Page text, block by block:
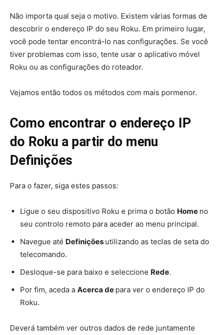
Não importa qual seja o motivo. Existem várias formas de
descobrir o endereço IP do seu Roku. Em primeiro lugar,
você pode tentar encontrá-lo nas configurações. Se você
tiver problemas com isso, tente usar o aplicativo móvel
Roku ou as configurações do roteador.
Vejamos então todos os métodos com mais pormenor.
Como encontrar o endereço IP
do Roku a partir do menu
Definições
Para o fazer, siga estes passos:
Ligue o seu dispositivo Roku e prima o botão Home no
seu controlo remoto para aceder ao menu principal.
Navegue até Definições utilizando as teclas de seta do
telecomando.
Desloque-se para baixo e seleccione Rede.
Por fim, aceda a Acerca de para ver o endereço IP do
Roku.
Deverá também ver outros dados de rede juntamente